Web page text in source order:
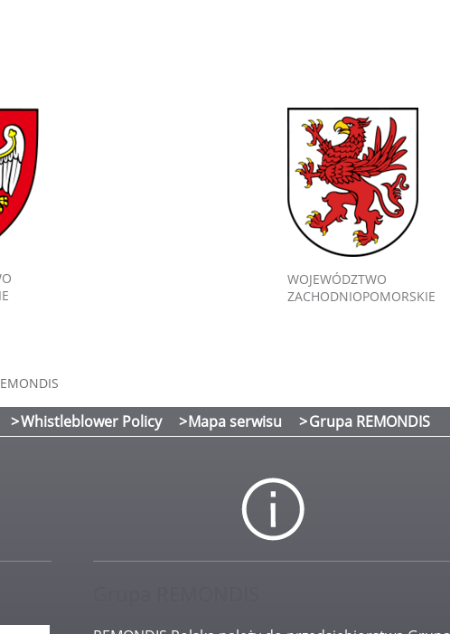
WOJEWÓDZTWO
ZACHODNIOPOMORSKIE
Whistleblower Policy Mapa serwisu Grupa REMONDIS